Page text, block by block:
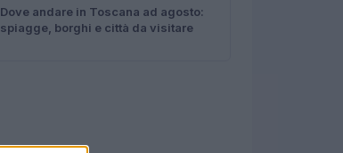
Dove andare in Toscana ad agosto:
spiagge, borghi e città da visitare